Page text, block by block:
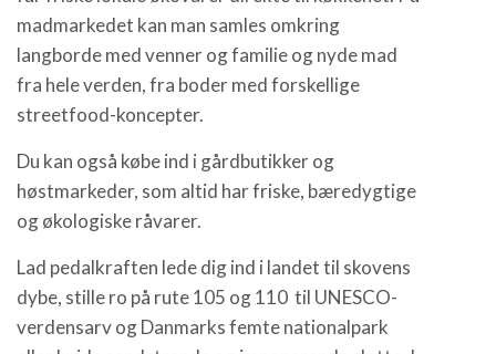
madmarkedet kan man samles omkring
langborde med venner og familie og nyde mad
fra hele verden, fra boder med forskellige
streetfood-koncepter.
Du kan også købe ind i gårdbutikker og
høstmarkeder, som altid har friske, bæredygtige
og økologiske råvarer.
Lad pedalkraften lede dig ind i landet til skovens
dybe, stille ro på rute 105 og 110 til UNESCO-
verdensarv og Danmarks femte nationalpark